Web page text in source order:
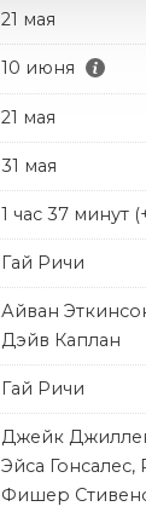
21 мая
10 июня
21 мая
31 мая
1 час 37 минут
Гай Ричи
Айван
Дэйв Каплан
Гай Ричи
Джейк
Эйса
Фишер